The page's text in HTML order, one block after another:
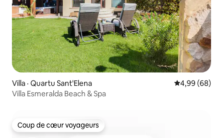
Villa · Quartu Sant'Elena Note
4,99 (68)
Villa Esmeralda Beach & Spa
Coup de cœur voyageurs
Coup de cœur voyageurs